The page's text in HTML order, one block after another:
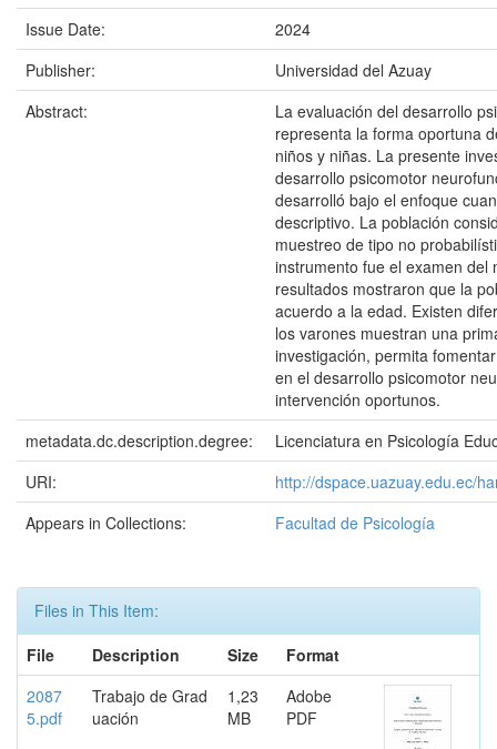
Issue Date:
2024
Publisher:
Universidad del Azuay
Abstract:
La evaluación del desarrollo
representa la forma oportuna
niños y niñas. La presente
desarrollo psicomotor
desarrolló bajo el enfoque
descriptivo. La población
muestreo de tipo no
instrumento fue el examen del
resultados mostraron que la
acuerdo a la edad. Existen
los varones muestran una
investigación, permita
en el desarrollo psicomotor
intervención oportunos.
metadata.dc.description.degree:
Licenciatura en Psicología
URI:
http://dspace.uazuay.edu.ec/
Appears in Collections:
Facultad de Psicología
Files in This Item:
File
Description Size
Format
2087
5.pdf
Trabajo de Grad
uación
1,23
MB
Adobe
PDF